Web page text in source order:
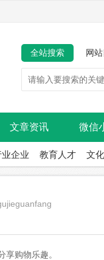
全站搜索 网
文章资讯 微信
企业 教育人才 文
享购物乐趣。